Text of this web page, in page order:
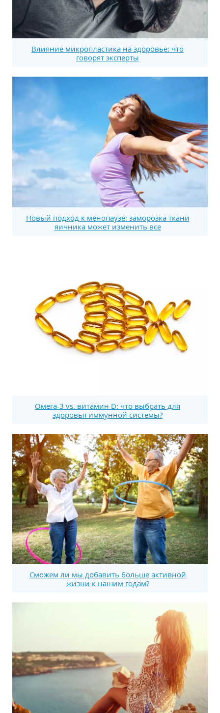
Влияние микропластика на здоровье: что
говорят эксперты
Новый подход к менопаузе: заморозка ткани
яичника может изменить все
Омега-3 vs. витамин D: что выбрать для
здоровья иммунной системы?
Сможем ли мы добавить больше активной
жизни к нашим годам?